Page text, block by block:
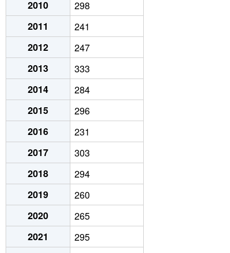
2010
298
2011
241
2012
247
2013
333
2014
284
2015
296
2016
231
2017
303
2018
294
2019
260
2020
265
2021
295